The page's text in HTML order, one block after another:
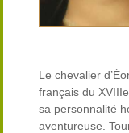
Le chevalier
français du
sa personnalité
aventureuse.